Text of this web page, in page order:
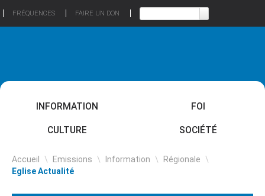
FRÉQUENCES FAIRE UN DON
INFORMATION FOI
CULTURE SOCIÉTÉ
Accueil \ Emissions \ Information \ Régionale \
Eglise Actualité